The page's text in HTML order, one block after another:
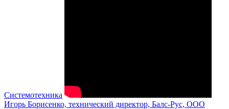
Системотехника
Игорь Борисенко, технический директор, Балс-Рус, ООО